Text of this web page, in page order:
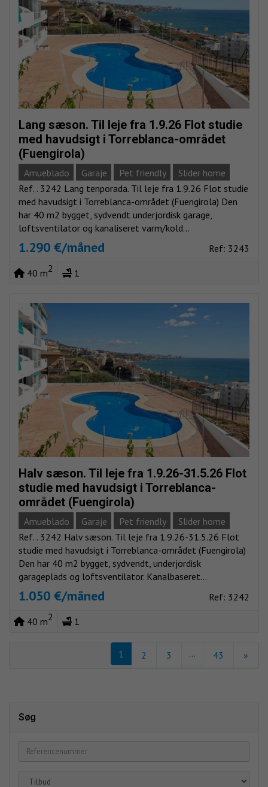
Lang sæson. Til leje fra 1.9.26 Flot studie
med havudsigt i Torreblanca-området
(Fuengirola)
Amueblado Garaje Pet friendly
Slider home
Vistas mar
Ref. . 3242 Lang tenporada. Til leje fra 1.9.26 Flot studie
med havudsigt i Torreblanca-området (Fuengirola) Den
har 40 m2 bygget, sydvendt underjordisk garage,
loftsventilator og kanaliseret varm/kold...
1.290 €/måned Ref: 3243
40 m2 1
Halv sæson. Til leje fra 1.9.26-31.5.26 Flot
studie med havudsigt i Torreblanca-
området (Fuengirola)
Amueblado Garaje Pet friendly
Slider home
Vistas mar
Ref. . 3242 Halv sæson. Til leje fra 1.9.26-31.5.26 Flot
studie med havudsigt i Torreblanca-området (Fuengirola)
Den har 40 m2 bygget, sydvendt, underjordisk
garageplads og loftsventilator. Kanalbaseret...
1.050 €/måned Ref: 3242
40 m2 1
1 2 3 ... 43 »
Søg